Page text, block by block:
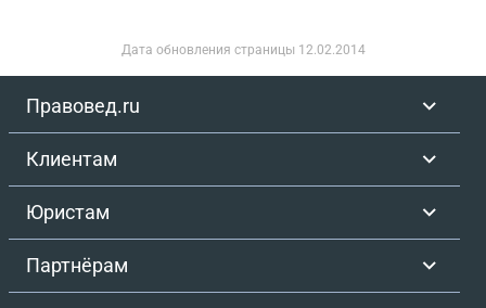
Дата обновления страницы 12.02.2014
Правовед.ru
Клиентам
Юристам
Партнёрам